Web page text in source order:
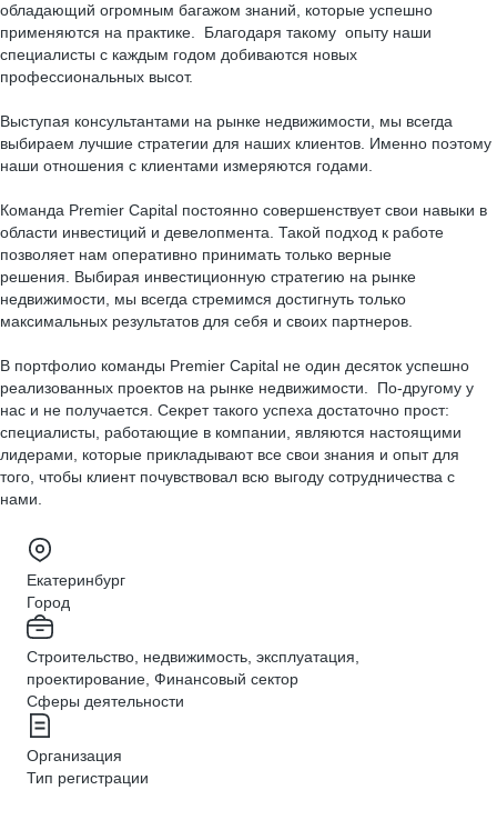
обладающий огромным багажом знаний, которые успешно
применяются на практике. Благодаря такому опыту наши
специалисты с каждым годом добиваются новых
профессиональных высот.
Выступая консультантами на рынке недвижимости, мы всегда
выбираем лучшие стратегии для наших клиентов. Именно поэтому
наши отношения с клиентами измеряются годами.
Команда Premier Capital постоянно совершенствует свои навыки в
области инвестиций и девелопмента. Такой подход к работе
позволяет нам оперативно принимать только верные
решения. Выбирая инвестиционную стратегию на рынке
недвижимости, мы всегда стремимся достигнуть только
максимальных результатов для себя и своих партнеров.
В портфолио команды Premier Capital не один десяток успешно
реализованных проектов на рынке недвижимости. По-другому у
нас и не получается. Секрет такого успеха достаточно прост:
специалисты, работающие в компании, являются настоящими
лидерами, которые прикладывают все свои знания и опыт для
того, чтобы клиент почувствовал всю выгоду сотрудничества с
нами.
Екатеринбург
Город
Строительство, недвижимость, эксплуатация,
проектирование, Финансовый сектор
Сферы деятельности
Организация
Тип регистрации